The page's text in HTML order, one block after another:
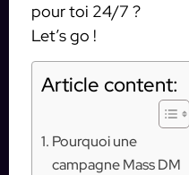
pour toi 24/7 ?
Let’s go !
Article content:
Pourquoi une
campagne Mass DM